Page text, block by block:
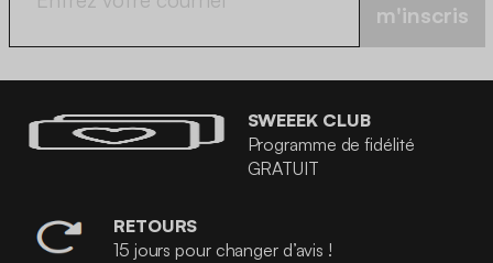
m'inscris
SWEEEK CLUB
Programme de fidélité
GRATUIT
RETOURS
15 jours pour changer d’avis !